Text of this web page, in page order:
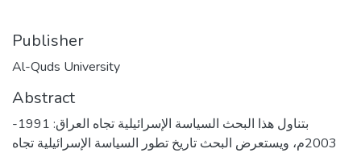
Publisher
Al-Quds University
Abstract
بتناول هذا البحث السياسة الإسرائيلية تجاه العراق: 1991-
2003م، ويستعرض البحث تاريخ تطور السياسة الإسرائيلية تجاه